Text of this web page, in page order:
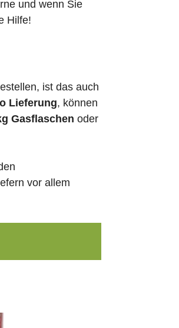
und wenn Sie
Hilfe!
ist das auch
Lieferung, können
Gasflaschen oder
vor allem